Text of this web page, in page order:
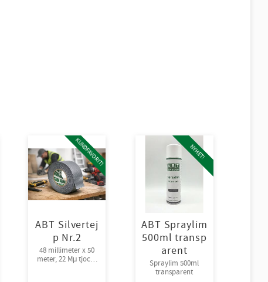
ABT Silvertej
p Nr.2
48 millimeter x 50
meter, 22 Mμ tjock |
KUNDFAVORIT!
ABT Spraylim
500ml transp
arent
Spraylim 500ml
transparent
NYHET!